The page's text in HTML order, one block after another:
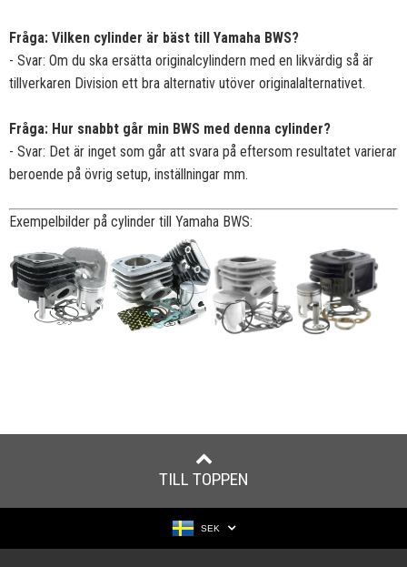
Fråga: Vilken cylinder är bäst till Yamaha BWS?
- Svar: Om du ska ersätta originalcylindern med en likvärdig så är
tillverkaren Division ett bra alternativ utöver originalalternativet.
Fråga: Hur snabbt går min BWS med denna cylinder?
- Svar: Det är inget som går att svara på eftersom resultatet varierar
beroende på övrig setup, inställningar mm.
Exempelbilder på cylinder till Yamaha BWS:
TILL TOPPEN
SEK